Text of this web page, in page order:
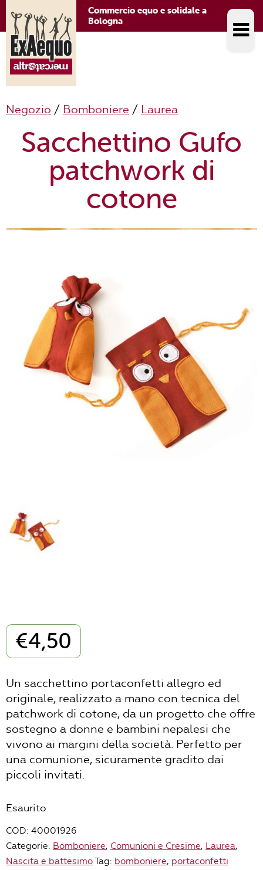
Commercio equo e solidale a
Bologna
Negozio / Bomboniere / Laurea
Sacchettino Gufo
patchwork di
cotone
€4,50
Un sacchettino portaconfetti allegro ed
originale, realizzato a mano con tecnica del
patchwork di cotone, da un progetto che offre
sostegno a donne e bambini nepalesi che
vivono ai margini della società. Perfetto per
una comunione, sicuramente gradito dai
piccoli invitati.
Esaurito
COD: 40001926
Categorie: Bomboniere, Comunioni e Cresime, Laurea,
Nascita e battesimoTag: bomboniere, portaconfetti